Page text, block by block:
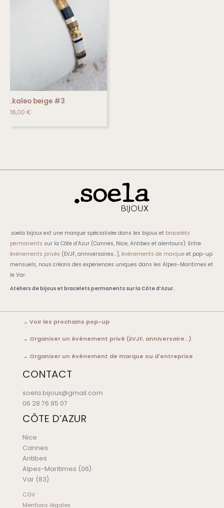
.kaleo beige #3
16,00 €
.soela bijoux est une marque spécialisée dans les bijoux et bracelets
permanents sur la Côte d’Azur (Cannes, Nice, Antibes et alentours). Entre
événements privés (EVJF, anniversaires…), événements de marque et pop-up
mensuels, nous créons des expériences uniques dans les Alpes-Maritimes et
le Var.
Ateliers de bijoux et bracelets permanents sur la Côte d’Azur.
→ Voir les prochains pop-up
→ Organiser un événement privé (EVJF, anniversaire…)
→ Organiser un événement de marque ou d'entreprise
CONTACT
soela.bijoux@gmail.com
06 28 76 95 07
CÔTE D’AZUR
Nice
Cannes
Antibes
Alpes-Maritimes (06)
Var (83)
CGV
Mentions légales